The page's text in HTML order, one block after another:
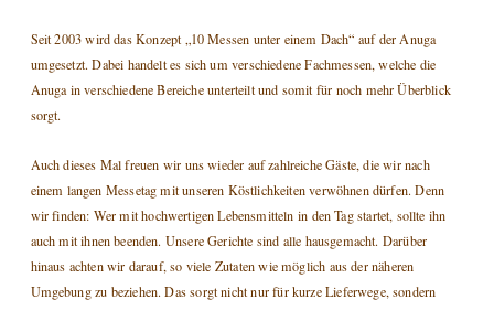
Seit 2003 wird das Konzept „10 Messen unter einem Dach“ auf der Anuga
umgesetzt. Dabei handelt es sich um verschiedene Fachmessen, welche die
Anuga in verschiedene Bereiche unterteilt und somit für noch mehr Überblick
sorgt.
Auch dieses Mal freuen wir uns wieder auf zahlreiche Gäste, die wir nach
einem langen Messetag mit unseren Köstlichkeiten verwöhnen dürfen. Denn
wir finden: Wer mit hochwertigen Lebensmitteln in den Tag startet, sollte ihn
auch mit ihnen beenden. Unsere Gerichte sind alle hausgemacht. Darüber
hinaus achten wir darauf, so viele Zutaten wie möglich aus der näheren
Umgebung zu beziehen. Das sorgt nicht nur für kurze Lieferwege, sondern